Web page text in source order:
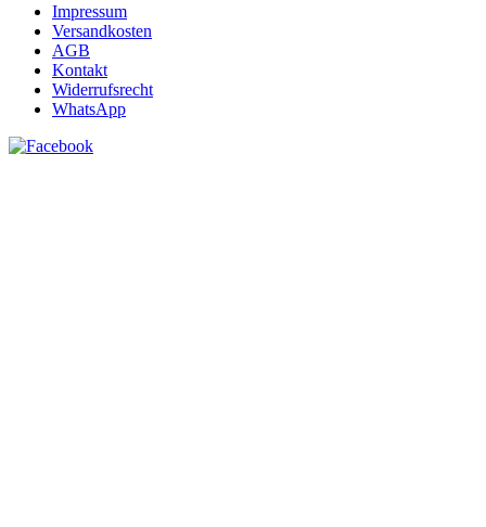
Impressum
Versandkosten
AGB
Kontakt
Widerrufsrecht
WhatsApp